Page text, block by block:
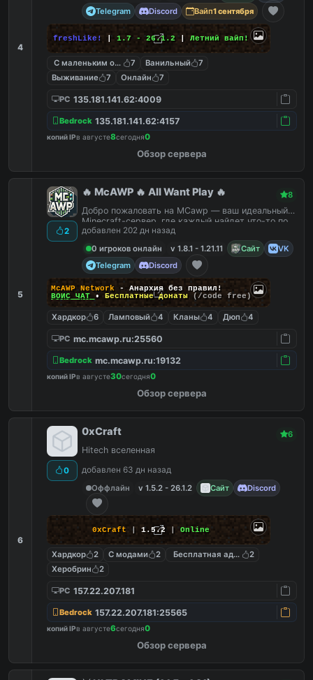
4
Telegram
Discord Вайп1 сентября
freshLike! 1.7 - 26.1.2 | Летний вайп!
С маленьким онлайном
7 Ванильный
7
Выживание
7 Онлайн 7
PC 135.181.141.62:4009
Bedrock 135.181.141.62:4157
копий IPв августе8сегодня0
Обзор сервера
5
2
🔥 McAWP 🔥 All Want Play 🔥 8
Добро пожаловать на MCawp — ваш идеальный
Minecraft-сервер, где каждый найдет что-то по
душе!
добавлен 202 дн назад
0 игроков онлайн
v 1.8.1 - 1.21.11 Сайт
VK
Telegram
Discord
McAWP Network
- Анархия без правил!
ВОЙС ЧАТ
• Бесплатные донаты (/code free)
Хардкор 6 Ламповый 4 Кланы 4 Дюп 4
PC mc.mcawp.ru:25560
Bedrock mc.mcawp.ru:19132
копий IPв августе30сегодня0
Обзор сервера
6
0
0xCraft 6
Hitech вселенная
добавлен 63 дн назад
Оффлайн
v 1.5.2 - 26.1.2 Сайт Discord
0xCraft | 1.5.2 | Online
Хардкор 2 С модами 2 Бесплатная админка
2
Херобрин
2
PC 157.22.207.181
Bedrock 157.22.207.181:25565
копий IPв августе6сегодня0
Обзор сервера